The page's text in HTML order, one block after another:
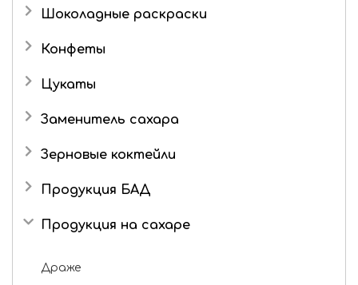
Шоколадные раскраски
Конфеты
Подарочные наборы
Цукаты
Имбирь в сахаре
Заменитель сахара
Зерновые коктейли
Продукция БАД
Продукция на сахаре
Драже